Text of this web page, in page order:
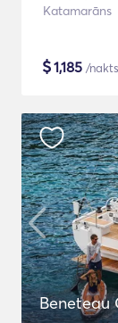
Katamarāns
$1,185 /nakts
Beneteau